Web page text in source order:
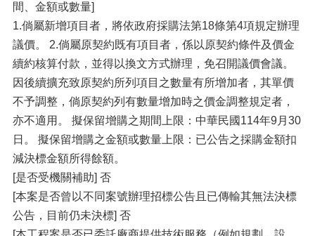
間、金額或數量]
1.倘屬新增項目者，將依政府採購法第18條第4項規定辦理
議價。 2.倘屬原契約既有項目者，係以原契約條件及價金
續約核算付款，並得以換文方式辦理，免召開議價會議。
因後續擴充致原契約所列項目之數量有所增加者，其單價
不予調整，倘原契約列有數量增加時之價金調整規定者，
亦不適用。 擬保留增購之期間上限：中華民國114年9月30
日。 擬保留增購之金額或數量上限：已公告之採購金額扣
減決標金額所得餘額。
[是否受機關補助] 否
[本案是否曾以不同案號辦理招標公告且已傳輸其無法決標
公告，目前仍未決標] 否